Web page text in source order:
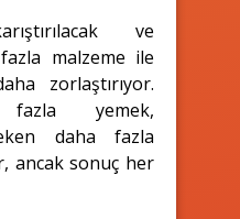
ve
malzeme ile
zorlaştırıyor.
yemek,
daha fazla
ancak sonuç her